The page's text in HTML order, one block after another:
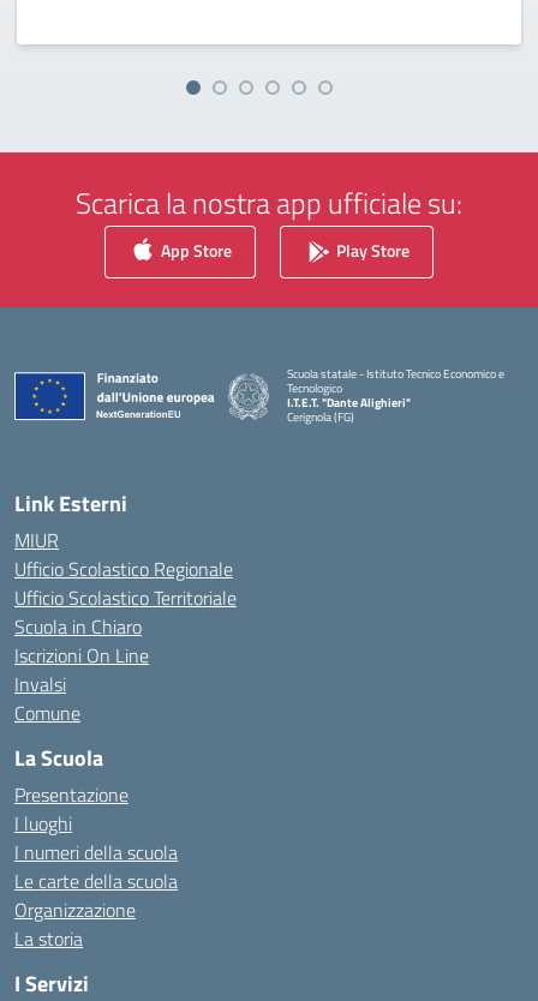
Scarica la nostra app ufficiale su:
App Store Play Store
Scuola statale - Istituto Tecnico Economico e
Tecnologico
I.T.E.T. "Dante Alighieri"
Cerignola (FG)
— Visita la pagina iniziale della scuola
Link Esterni
MIUR
Ufficio Scolastico Regionale
Ufficio Scolastico Territoriale
Scuola in Chiaro
Iscrizioni On Line
Invalsi
Comune
La Scuola
Presentazione
I luoghi
I numeri della scuola
Le carte della scuola
Organizzazione
La storia
I Servizi